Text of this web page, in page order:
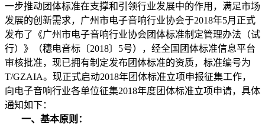
一步推动团体标准在支撑和引领行业发展中的作用，满足市场
发展的创新需求，广州市电子音响行业协会于2018年5月正式
发布了《广州市电子音响行业协会团体标准制定管理办法（试
行）》（穗电音标〔2018〕5号），经全国团体标准信息平台
审核批准，现已拥有制定发布团体标准的资质，标准编号为
T/GZAIA。现正式启动2018年团体标准立项申报征集工作，
向电子音响行业各单位征集2018年度团体标准立项申请，具体
通知如下：
一、基本原则：